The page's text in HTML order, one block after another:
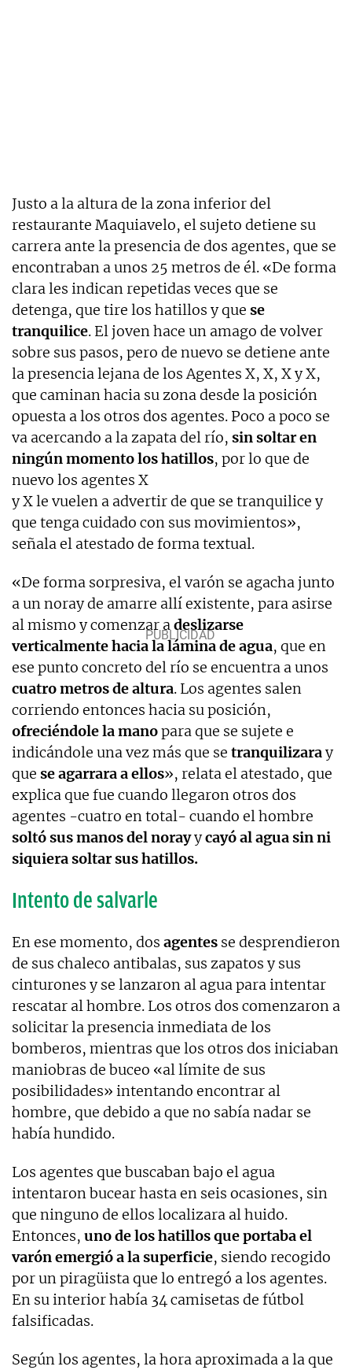
Justo a la altura de la zona inferior del
restaurante Maquiavelo, el sujeto detiene su
carrera ante la presencia de dos agentes, que se
encontraban a unos 25 metros de él. «De forma
clara les indican repetidas veces que se
detenga, que tire los hatillos y que se
tranquilice. El joven hace un amago de volver
sobre sus pasos, pero de nuevo se detiene ante
la presencia lejana de los Agentes X, X, X y X,
que caminan hacia su zona desde la posición
opuesta a los otros dos agentes. Poco a poco se
va acercando a la zapata del río, sin soltar en
ningún momento los hatillos, por lo que de
nuevo los agentes X
y X le vuelen a advertir de que se tranquilice y
que tenga cuidado con sus movimientos»,
señala el atestado de forma textual.
«De forma sorpresiva, el varón se agacha junto
a un noray de amarre allí existente, para asirse
al mismo y comenzar adeslizarse
verticalmente hacia la lámina de agua, que en
ese punto concreto del río se encuentra a unos
cuatro metros de altura. Los agentes salen
corriendo entonces hacia su posición,
ofreciéndole la manopara que se sujete e
indicándole una vez más que se tranquilizaray
que se agarrara a ellos», relata el atestado, que
explica que fue cuando llegaron otros dos
agentes -cuatro en total- cuando el hombre
soltó sus manos del norayycayó al agua sin ni
siquiera soltar sus hatillos.
Intento de salvarle
En ese momento, dos agentes se desprendieron
de sus chaleco antibalas, sus zapatos y sus
cinturones y se lanzaron al agua para intentar
rescatar al hombre. Los otros dos comenzaron a
solicitar la presencia inmediata de los
bomberos, mientras que los otros dos iniciaban
maniobras de buceo «al límite de sus
posibilidades» intentando encontrar al
hombre, que debido a que no sabía nadar se
había hundido.
Los agentes que buscaban bajo el agua
intentaron bucear hasta en seis ocasiones, sin
que ninguno de ellos localizara al huido.
Entonces, uno de los hatillos que portaba el
varón emergió a la superficie, siendo recogido
por un piragüista que lo entregó a los agentes.
En su interior había 34 camisetas de fútbol
falsificadas.
Según los agentes, la hora aproximada a la que